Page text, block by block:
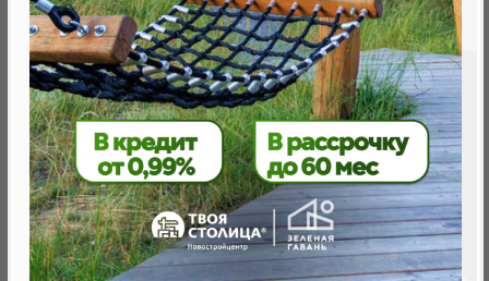
Минск, Октябрьский, ул. Кижеватова
метро «Ковальская Слобода», 566 м